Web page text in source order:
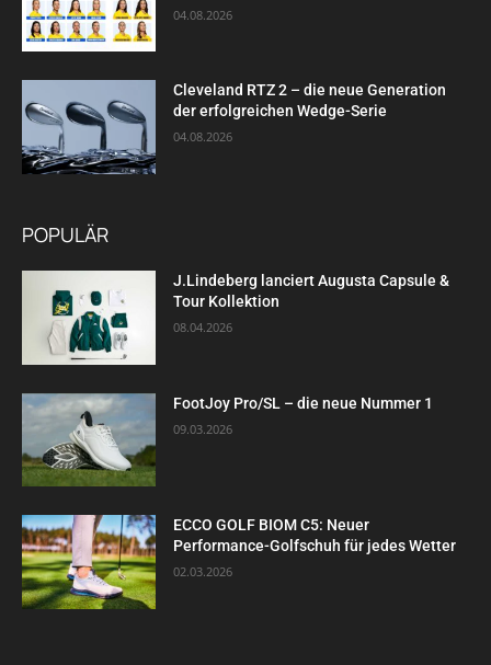
04.08.2026
Cleveland RTZ 2 – die neue Generation
der erfolgreichen Wedge-Serie
04.08.2026
POPULÄR
J.Lindeberg lanciert Augusta Capsule &
Tour Kollektion
08.04.2026
FootJoy Pro/SL – die neue Nummer 1
09.03.2026
ECCO GOLF BIOM C5: Neuer
Performance-Golfschuh für jedes Wetter
02.03.2026